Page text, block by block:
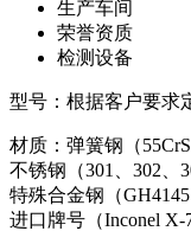
生产车间
荣誉资质
检测设备
型号：根据客户要求
材质：弹簧钢（
不锈钢（301、302、
特殊合金钢（
进口牌号（Inconel X-